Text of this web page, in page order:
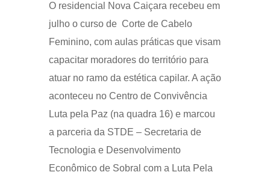
O residencial Nova Caiçara recebeu em
julho o curso de Corte de Cabelo
Feminino, com aulas práticas que visam
capacitar moradores do território para
atuar no ramo da estética capilar. A ação
aconteceu no Centro de Convivência
Luta pela Paz (na quadra 16) e marcou
a parceria da STDE – Secretaria de
Tecnologia e Desenvolvimento
Econômico de Sobral com a Luta Pela